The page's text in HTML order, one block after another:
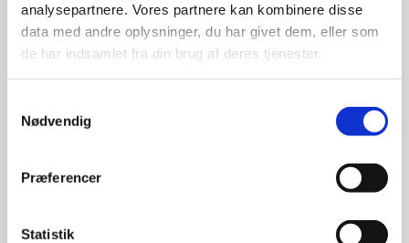
analysepartnere. Vores partnere kan kombinere disse
data med andre oplysninger, du har givet dem, eller som
de har indsamlet fra din brug af deres tjenester.
Nødvendig
Præferencer
Statistik